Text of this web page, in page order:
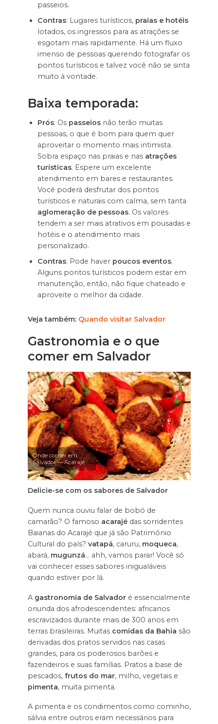
passeios.
Contras: Lugares turísticos, praias e hotéis
lotados, os ingressos para as atrações se
esgotam mais rapidamente. Há um fluxo
imenso de pessoas querendo fotografar os
pontos turísticos e talvez você não se sinta
muito à vontade.
Baixa temporada:
Prós: Os passeiosnão terão muitas
pessoas, o que é bom para quem quer
aproveitar o momento mais intimista.
Sobra espaço nas praias e nas atrações
turísticas. Espere um excelente
atendimento em bares e restaurantes.
Você poderá desfrutar dos pontos
turísticos e naturais com calma, sem tanta
aglomeração de pessoas. Os valores
tendem a ser mais atrativos em pousadas e
hotéis e o atendimento mais
personalizado.
Contras: Pode haver poucos eventos.
Alguns pontos turísticos podem estar em
manutenção, então, não fique chateado e
aproveite o melhor da cidade.
Veja também: Quando visitar Salvador
Gastronomia e o que
comer em Salvador
Onde comer em
Salvador — Acarajé
Delicie-se com os sabores de Salvador
Quem nunca ouviu falar de bobó de
camarão? O famoso acarajédas sorridentes
Baianas do Acarajé que já são Patrimônio
Cultural do país? vatapá, caruru, moqueca,
abará, mugunzá… ahh, vamos parar! Você só
vai conhecer esses sabores inigualáveis
quando estiver por lá.
A gastronomia de Salvadoré essencialmente
oriunda dos afrodescendentes: africanos
escravizados durante mais de 300 anos em
terras brasileiras. Muitas comidas da Bahia são
derivadas dos pratos servidos nas casas
grandes, para os poderosos barões e
fazendeiros e suas famílias. Pratos a base de
pescados, frutos do mar, milho, vegetais e
pimenta, muita pimenta.
A pimenta e os condimentos como cominho,
sálvia entre outros eram necessários para